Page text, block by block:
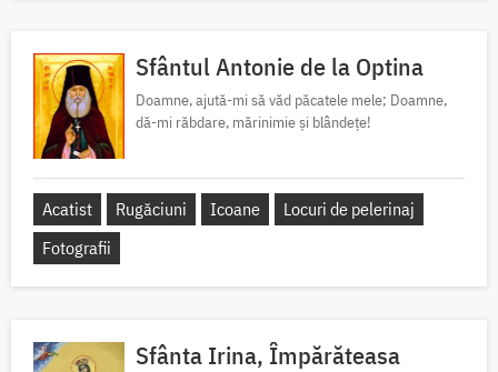
Sfântul Antonie de la Optina
Doamne, ajută-mi să văd păcatele mele; Doamne,
dă-mi răbdare, mărinimie şi blândeţe!
Acatist Rugăciuni Icoane
Locuri de pelerinaj
Fotografii
Sfânta Irina, Împărăteasa